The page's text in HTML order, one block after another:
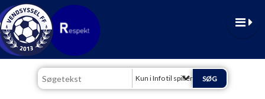
Kun i Info til spillere/forældre